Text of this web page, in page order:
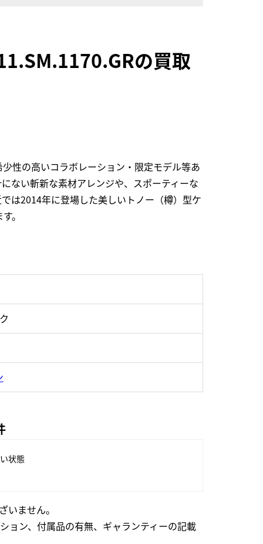
の買取
性の高いコラボレーション・限定モデル等あ
ない斬新な素材アレンジや、スポーティーな
は2014年に登場した美しいトノー（樽）型ケ
。
状態
ません。
ョン、付属品の有無、ギャランティーの記載